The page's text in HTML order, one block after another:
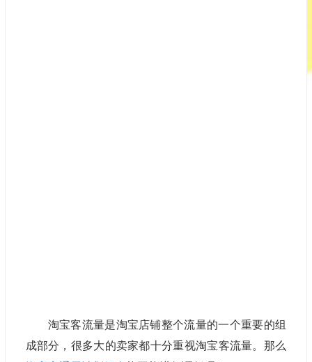
淘宝客流量是淘宝店铺整个流量的一个重要的组
成部分，很多大的卖家都十分重视淘宝客流量。那么